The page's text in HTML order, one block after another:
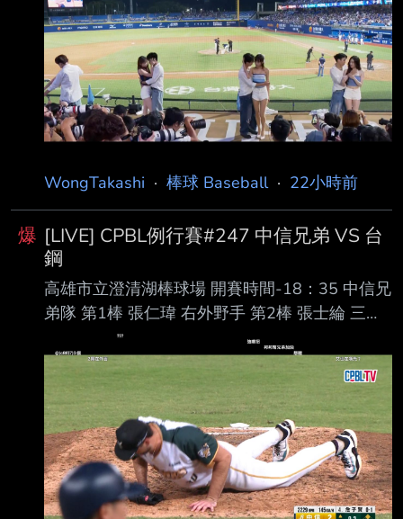
第1棒 孔念恩 中外野手 第2棒 林澤彬 二壘手 第3
棒 張育成 指定打擊 第4棒 范國宸 一壘手 第5棒
王苡丞 右外野手 第6棒 董子恩 三壘手 第7棒 戴
培峰 捕手 第8棒 高 捷 左外野手
WongTakashi · 棒球 Baseball· 22小時前
爆 [LIVE] CPBL例行賽#247 中信兄弟 VS 台
鋼
高雄市立澄清湖棒球場 開賽時間-18：35 中信兄
弟隊 第1棒 張仁瑋 右外野手 第2棒 張士綸 三壘
手 第3棒 陳俊秀 一壘手 第4棒 詹子賢 左外野手
第5棒 王威晨 指定打擊 第6棒 江坤宇 游擊手 第7
棒 岳東華 二壘手 第8棒 高宇杰 捕手 第9棒 宋晟
睿 中外野手 先發投手 勝騎士 台鋼雄鷹隊 第1棒
王博玄 右外野手 第2棒 曾子祐 游擊手 第3棒 吳
念庭 三壘手 第4棒 魔 鷹 指定打擊 第5棒 陳文
杰 中外野手 第6棒 王柏融 左外野手 第7棒 宋柏
翰 一壘手 第8棒 黃劼希 二壘手 第